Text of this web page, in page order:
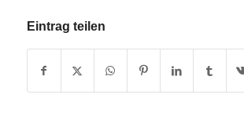
Eintrag teilen